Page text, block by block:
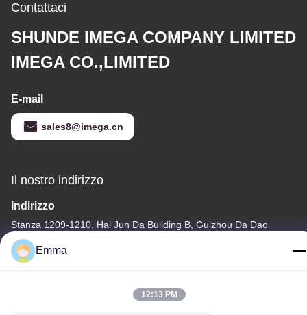
Contattaci
SHUNDE IMEGA COMPANY LIMITED
IMEGA CO.,LIMITED
E-mail
sales8@imega.cn
Il nostro indirizzo
Indirizzo
Stanza 1209-1210, Hai Jun Da Building B, Guizhou Da Dao
Zhong, Ronggui, Shunde, Foshan, Guangdong, Cina
tel
Emma
12:13 PM